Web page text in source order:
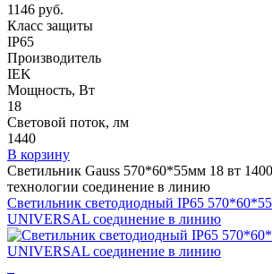
1146 руб.
Класс защиты
IP65
Производитель
IEK
Мощность, Вт
18
Световой поток, лм
1440
В корзину
Светильник Gauss 570*60*55мм 18 вт
технологии соединение в линию
Светильник светодиодный IP65
UNIVERSAL соединение в линию